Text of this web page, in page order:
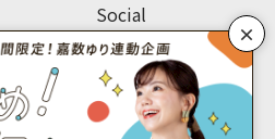
×
Social
個人情報保護方針